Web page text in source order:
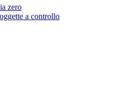
zero
a controllo